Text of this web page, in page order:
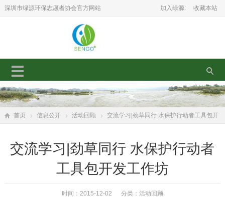
深圳市绿源环保志愿者协会官方网站 加入绿源: 收藏本站
首页 信息公开 活动回顾 交流学习|劲草同行 水保护行动者工具包开
交流学习|劲草同行 水保护行动者
工具包开发工作坊
时间：2015-12-02 分类： 活动回顾